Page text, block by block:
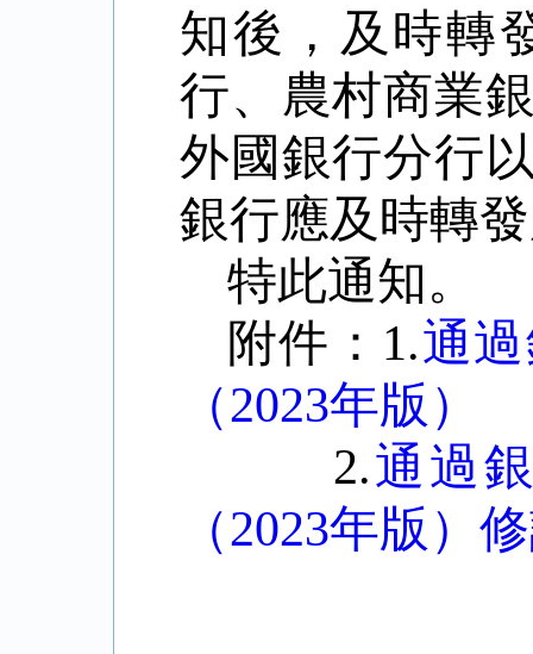
知後，及時轉
行、農村商業
外國銀行分行
銀行應及時轉
特此通知。
附件：1.通
（2023年版）
2.通過
（2023年版）